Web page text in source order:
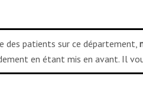
des patients sur ce département,
en étant mis en avant. Il